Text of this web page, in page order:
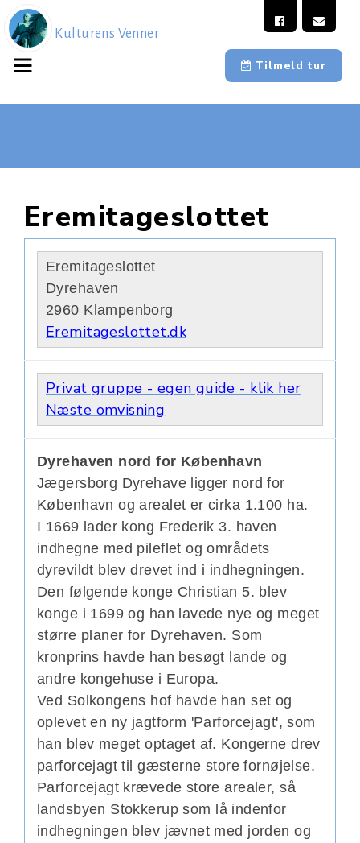
Kulturens Venner
Tilmeld tur
Eremitageslottet
Eremitageslottet
Dyrehaven
2960 Klampenborg
Eremitageslottet.dk
Privat gruppe - egen guide - klik her
Næste omvisning
Dyrehaven nord for København
Jægersborg Dyrehave ligger nord for
København og arealet er cirka 1.100 ha.
I 1669 lader kong Frederik 3. haven
indhegne med pileflet og områdets
dyrevildt blev drevet ind i indhegningen.
Den følgende konge Christian 5. blev
konge i 1699 og han lavede nye og meget
større planer for Dyrehaven. Som
kronprins havde han besøgt lande og
andre kongehuse i Europa.
Ved Solkongens hof havde han set og
oplevet en ny jagtform 'Parforcejagt', som
han blev meget optaget af. Kongerne drev
parforcejagt til gæsterne store fornøjelse.
Parforcejagt krævede store arealer, så
landsbyen Stokkerup som lå indenfor
indhegningen blev jævnet med jorden og